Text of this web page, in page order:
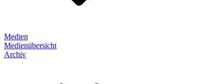
Medien
Medienübersicht
Archiv